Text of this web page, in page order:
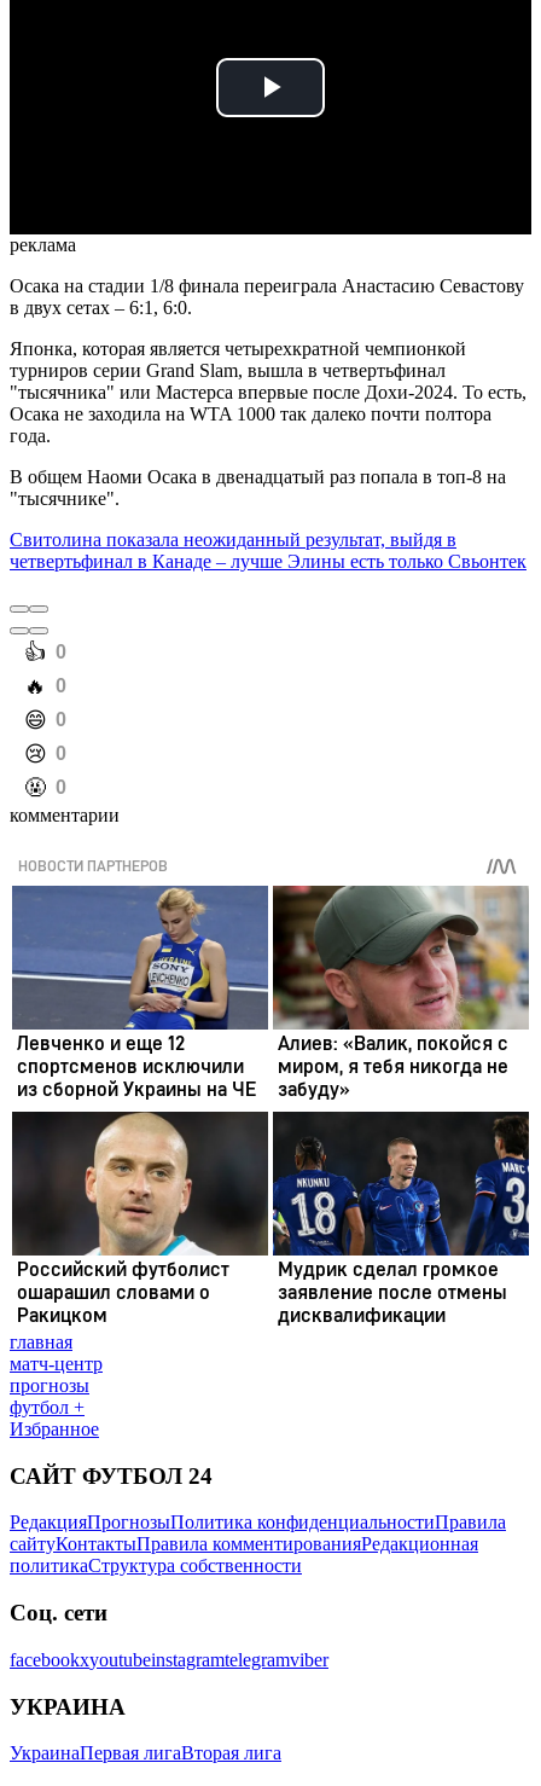
Play
реклама
Осака на стадии 1/8 финала переиграла Анастасию Севастову
в двух сетах – 6:1, 6:0.
Японка, которая является четырехкратной чемпионкой
турниров серии Grand Slam, вышла в четвертьфинал
"тысячника" или Мастерса впервые после Дохи-2024. То есть,
Осака не заходила на WTA 1000 так далеко почти полтора
года.
В общем Наоми Осака в двенадцатый раз попала в топ-8 на
"тысячнике".
Свитолина показала неожиданный результат, выйдя в
четвертьфинал в Канаде – лучше Элины есть только Свьонтек
️👍 0
️🔥 0
️😄 0
️😢 0
️🤬 0
комментарии
главная
матч-центр
прогнозы
футбол +
Избранное
САЙТ ФУТБОЛ 24
РедакцияПрогнозыПолитика конфиденциальностиПравила
сайтуКонтактыПравила комментированияРедакционная
политикаСтруктура собственности
Соц. сети
facebookxyoutubeinstagramtelegramviber
УКРАИНА
УкраинаПервая лигаВторая лига